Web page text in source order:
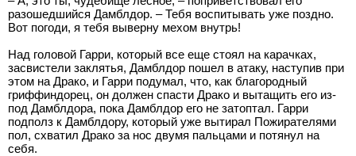
разошедшийся Дамблдор. – Тебя воспитывать уже поздно.
Вот погоди, я тебя выверну мехом внутрь!
Над головой Гарри, который все еще стоял на карачках,
засвистели заклятья, Дамблдор пошел в атаку, наступив при
этом на Драко, и Гарри подумал, что, как благородный
гриффиндорец, он должен спасти Драко и вытащить его из-
под Дамблдора, пока Дамблдор его не затоптал. Гарри
подполз к Дамблдору, который уже вытирал Пожирателями
пол, схватил Драко за нос двумя пальцами и потянул на
себя.